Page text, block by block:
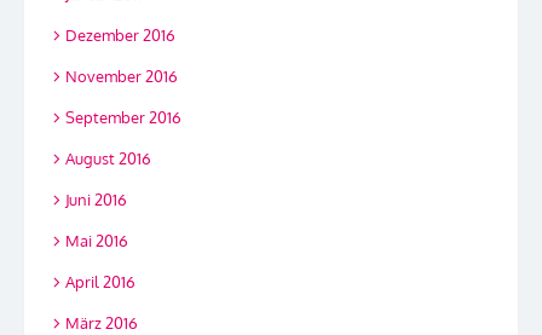
Dezember 2016
November 2016
September 2016
August 2016
Juni 2016
Mai 2016
April 2016
März 2016